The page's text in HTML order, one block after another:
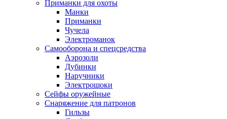
Приманки для охоты
Манки
Приманки
Чучела
Электроманок
Самооборона и спецсредства
Аэрозоли
Дубинки
Наручники
Электрошоки
Сейфы оружейные
Снаряжение для патронов
Гильзы